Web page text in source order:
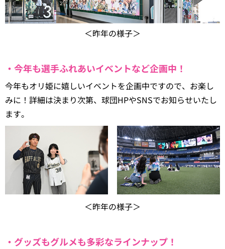
＜昨年の様子＞
・今年も選手ふれあいイベントなど企画中！
今年もオリ姫に嬉しいイベントを企画中ですので、お楽し
みに！詳細は決まり次第、球団HPやSNSでお知らせいたし
ます。
＜昨年の様子＞
・グッズもグルメも多彩なラインナップ！